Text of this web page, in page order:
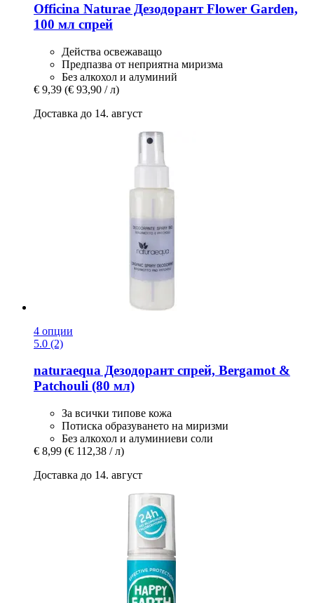
Officina Naturae Дезодорант Flower Garden,
100 мл спрей
Действа освежаващо
Предпазва от неприятна миризма
Без алкохол и алуминий
€ 9,39 (€ 93,90 / л)
Доставка до 14. август
4 опции
5.0 (2)
naturaequa Дезодорант спрей, Bergamot &
Patchouli (80 мл)
За всички типове кожа
Потиска образуването на миризми
Без алкохол и алуминиеви соли
€ 8,99 (€ 112,38 / л)
Доставка до 14. август